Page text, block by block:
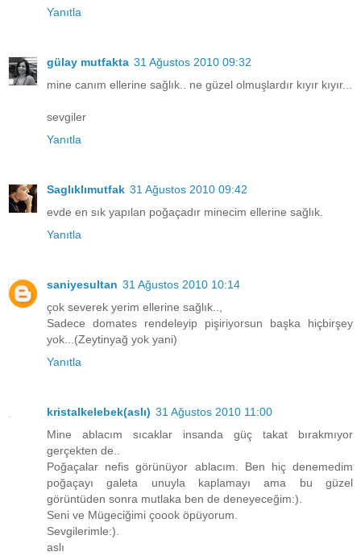
Yanıtla
gülay mutfakta 31 Ağustos 2010 09:32
mine canım ellerine sağlık.. ne güzel olmuşlardır kıyır kıyır...
sevgiler
Yanıtla
Saglıklımutfak 31 Ağustos 2010 09:42
evde en sık yapılan poğaçadır minecim ellerine sağlık.
Yanıtla
saniyesultan 31 Ağustos 2010 10:14
çok severek yerim ellerine sağlık..,
Sadece domates rendeleyip pişiriyorsun başka hiçbirşey
yok...(Zeytinyağ yok yani)
Yanıtla
kristalkelebek(aslı) 31 Ağustos 2010 11:00
Mine ablacım sıcaklar insanda güç takat bırakmıyor
gerçekten de..
Poğaçalar nefis görünüyor ablacım. Ben hiç denemedim
poğaçayı galeta unuyla kaplamayı ama bu güzel
görüntüden sonra mutlaka ben de deneyeceğim:).
Seni ve Mügeciğimi çoook öpüyorum.
Sevgilerimle:).
aslı